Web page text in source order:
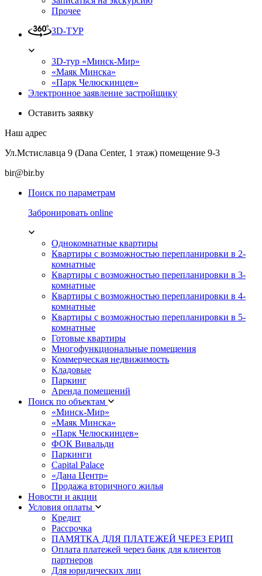
Прочее
3D-ТУР
3D-тур «Минск-Мир»
«Маяк Минска»
«Парк Челюскинцев»
Электронное заявление застройщику
Оставить заявку
Наш адрес
Ул.Мстиславца 9 (Dana Center, 1 этаж) помещение 9-3
bir@bir.by
Поиск по параметрам
Забронировать online
Однокомнатные квартиры
Квартиры с возможностью перепланировки в 2-
комнатные
Квартиры с возможностью перепланировки в 3-
комнатные
Квартиры с возможностью перепланировки в 4-
комнатные
Квартиры с возможностью перепланировки в 5-
комнатные
Готовые квартиры
Многофункциональные помещения
Коммерческая недвижимость
Кладовые
Паркинг
Аренда помещений
Поиск по объектам
«Минск-Мир»
«Маяк Минска»
«Парк Челюскинцев»
ФОК Вивальди
Паркинги
Capital Palace
«Дана Центр»
Продажа вторичного жилья
Новости и акции
Условия оплаты
Кредит
Рассрочка
ПАМЯТКА ДЛЯ ПЛАТЕЖЕЙ ЧЕРЕЗ ЕРИП
Оплата платежей через банк для клиентов
партнеров
Для юридических лиц